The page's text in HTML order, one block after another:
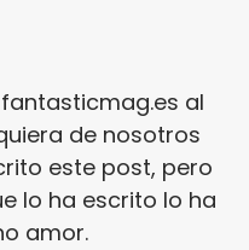
al
de nosotros
este post, pero
lo ha escrito lo ha
amor.